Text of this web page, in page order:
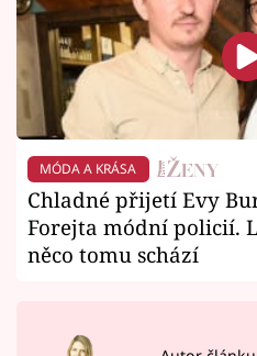
MÓDA A KRÁSA
Chladné přijetí Evy
Forejta módní policií.
něco tomu schází